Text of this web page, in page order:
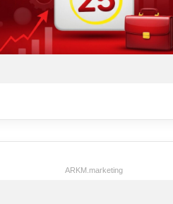
ARKM.marketing